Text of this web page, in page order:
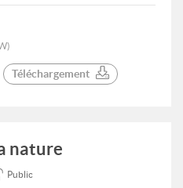
Téléchargement
nature
Public